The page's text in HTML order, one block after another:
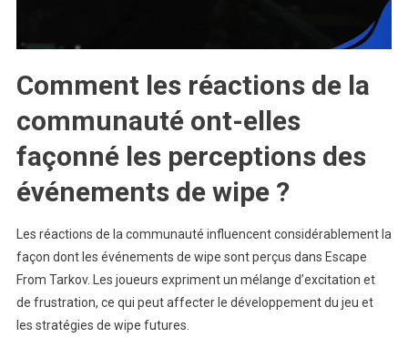
Comment les réactions de la
communauté ont-elles
façonné les perceptions des
événements de wipe ?
Les réactions de la communauté influencent considérablement la
façon dont les événements de wipe sont perçus dans Escape
From Tarkov. Les joueurs expriment un mélange d’excitation et
de frustration, ce qui peut affecter le développement du jeu et
les stratégies de wipe futures.